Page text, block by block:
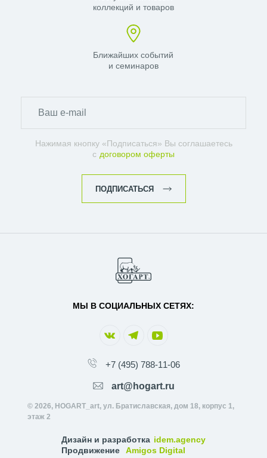
коллекций и товаров
Ближайших событий
и семинаров
Нажимая кнопку «Подписаться» Вы соглашаетесь
с договором оферты
ПОДПИСАТЬСЯ
МЫ В СОЦИАЛЬНЫХ СЕТЯХ:
+7 (495) 788-11-06
art@hogart.ru
© 2026, HOGART_art, ул. Братиславская, дом 18, корпус 1,
этаж 2
Дизайн и разработка idem.agency
Продвижение
Amigos Digital